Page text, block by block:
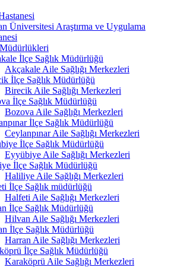
Üniversitesi Araştırma ve Uygulama
İlçe Sağlık Müdürlüğü
Akçakale Aile Sağlığı Merkezleri
İlçe Sağlık Müdürlüğü
Birecik Aile Sağlığı Merkezleri
İlçe Sağlık Müdürlüğü
Bozova Aile Sağlığı Merkezleri
İlçe Sağlık Müdürlüğü
Ceylanpınar Aile Sağlığı Merkezleri
İlçe Sağlık Müdürlüğü
Eyyübiye Aile Sağlığı Merkezleri
İlçe Sağlık Müdürlüğü
Haliliye Aile Sağlığı Merkezleri
İlçe Sağlık müdürlüğü
Halfeti Aile Sağlığı Merkezleri
İlçe Sağlık Müdürlüğü
Hilvan Aile Sağlığı Merkezleri
İlçe Sağlık Müdürlüğü
Harran Aile Sağlığı Merkezleri
İlçe Sağlık Müdürlüğü
Karaköprü Aile Sağlığı Merkezleri